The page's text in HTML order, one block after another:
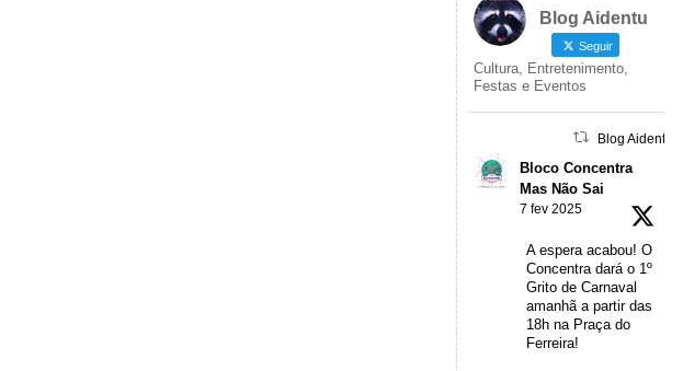
Blog Aidentu
Seguir
Cultura, Entretenimento,
Festas e Eventos
Blog Aidentu
Bloco Concentra
Mas Não Sai
7 fev 2025
A espera acabou! O
Concentra dará o 1º
Grito de Carnaval
amanhã a partir das
18h na Praça do
Ferreira!